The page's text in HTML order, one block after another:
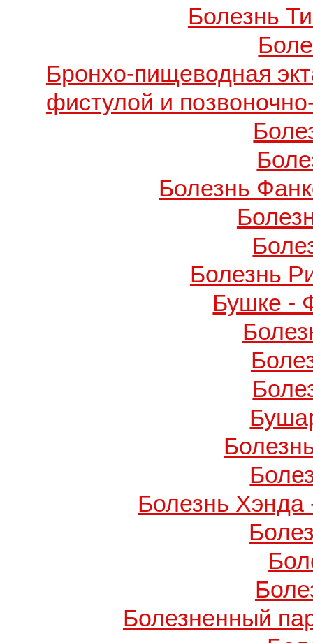
Болезнь
Бронхо-пищеводная
фистулой и
Болезнь
Болезнь
Бушке -
Болезнь
Болезненный